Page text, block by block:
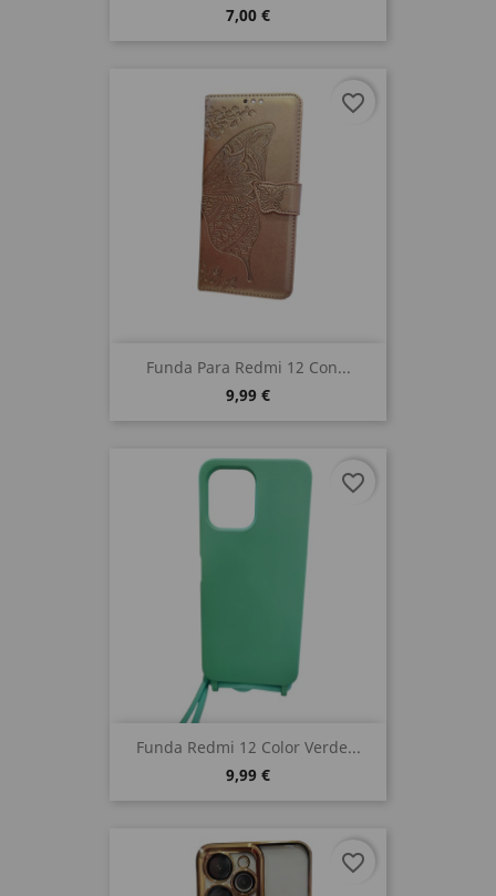
7,00 €
Funda Para Redmi 12 Con...
9,99 €
favorite_border
Funda Redmi 12 Color Verde...
9,99 €
favorite_border
favorite_border